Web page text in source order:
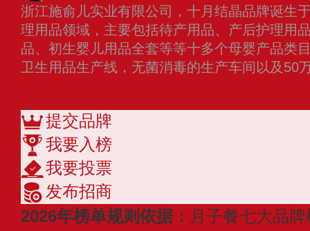
浙江施俞儿实业有限公司，十月结晶品牌诞生
理用品领域，主要包括待产用品、产后护理用
品、初生婴儿用品全套等等十多个母婴产品类
卫生用品生产线，无菌消毒的生产车间以及50
提交品牌
我要入榜
我要投票
发布招商
2026年榜单规则依据： 月子餐七大品